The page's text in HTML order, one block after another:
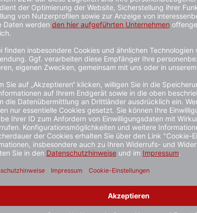
Materialcontainer ′STMC 1300′,
ca. 6 m², wahlweise mit
Holzfußboden
Verschiedene Varianten
3 - 5 Wochen
ab 2.080,- €*